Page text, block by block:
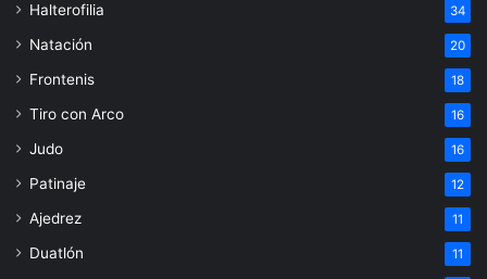
Halterofilia 34
Natación 20
Frontenis 18
Tiro con Arco 16
Judo 16
Patinaje 12
Ajedrez 11
Duatlón 11